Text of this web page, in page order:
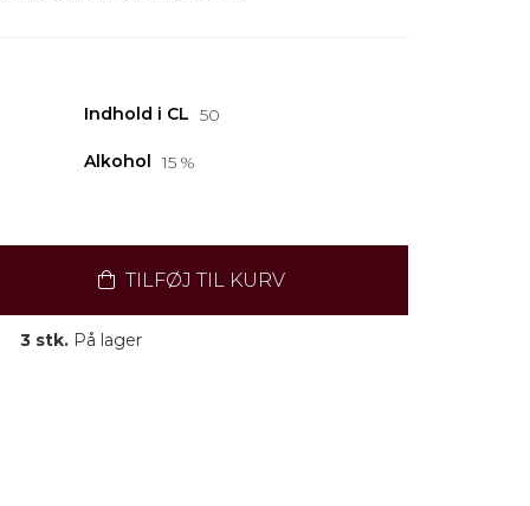
Indhold i CL 50
Alkohol 15 %
TILFØJ TIL KURV
3 stk. På lager